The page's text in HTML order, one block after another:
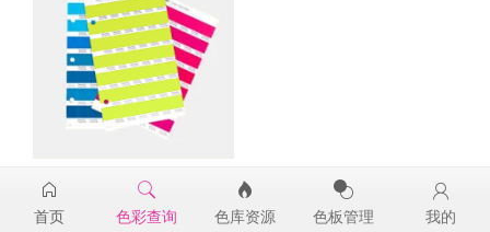
13-0651TPG
￥98
首页 色彩查询 色库资源 色板管理 我的